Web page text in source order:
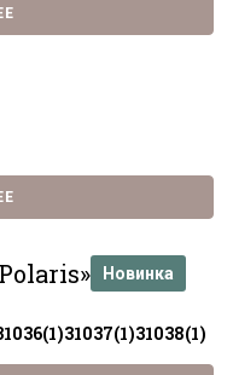
Новинка
31037(1)31038(1)